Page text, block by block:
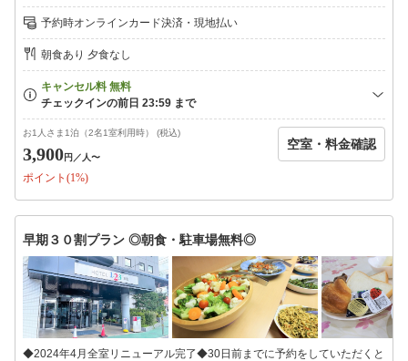
だけます。※LANケーブルはフロントにてご用意しております。■朝食無
料サービス/7:00〜9:00■ご飯・カレー・パン・おかず3〜4種ポテトサラ
ダ・漬物・みそ汁・わかめスープドリンク類・オレンジ・バナナの食べ放
題です。■便利な館内設備■・コインランドリー（有料）※洗剤はフロント
にて販売・電子レンジ1F(朝食コーナー)・４F・７F・８F・枕貸出！（3種
類から選べます）3・6・9F客室廊下■無料駐車場完備■平面駐車場100台
完備・高さ制限無し・24時間出入り自由大型車専用スペースのご利用は事
前に予約が必要です。お電話にてお問い合わせください。■空調について■
客室は一括空調のため風量のみ調整が可能です。客室ごとに冷房・暖房の
切り替えはできませんので予めご了承ください。貸出用の毛布・ヒータ
ー・扇風機をご用意しております。（数に限りがございます）フロントま
予約時オンラインカード決済・現地払い
朝食あり 夕食なし
お1人さま1泊（2名1室利用時） (税込)
3,900円 ／人〜
ポイント(1%)
空室・料金確認
早期３０割プラン ◎朝食・駐車場無料◎
◆2024年4月全室リニューアル完了◆30日前までに予約をしていただくと